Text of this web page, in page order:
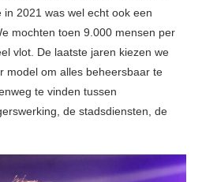
2021 was wel echt ook een
mochten toen 9.000 mensen per
vlot. De laatste jaren kiezen we
model om alles beheersbaar te
te vinden tussen
de stadsdiensten, de